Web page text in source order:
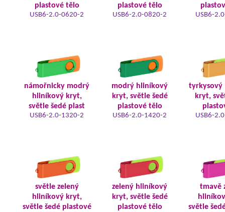
plastové tělo
USB6-2.0-0620-2
plastové tělo
USB6-2.0-0820-2 USB6-
námořnicky modrý
hliníkový kryt,
světle šedé plast
USB6-2.0-1320-2
modrý hliníkový
kryt, světle šedé
plastové tělo
USB6-2.0-1420-2
tyrkysový
kryt,
USB6-
světle zelený
hliníkový kryt,
světle šedé plastové
zelený hliníkový
kryt, světle šedé
plastové tělo
tmavě
světle